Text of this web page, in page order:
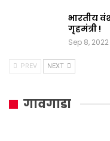
भारतीय
गृहमंत्री !
Sep 8, 2022
PREV NEXT
गावगाडा